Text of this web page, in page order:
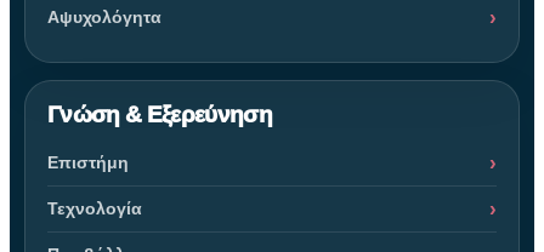
Αψυχολόγητα
Γνώση & Εξερεύνηση
Επιστήμη
Τεχνολογία